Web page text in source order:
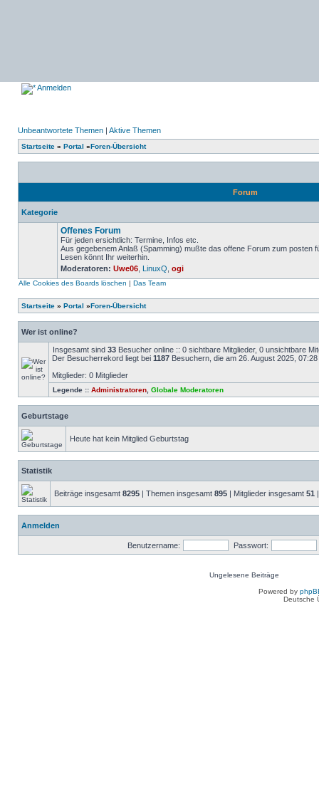
Anmelden
Unbeantwortete Themen | Aktive Themen
Startseite » Portal »Foren-Übersicht
Forum
Kategorie
Keine
ungelesenen
Beiträge
Offenes Forum
Für jeden ersichtlich: Termine, Infos etc.
Aus gegebenem Anlaß (Spamming) mußte das offene Forum zum posten
Lesen könnt Ihr weiterhin.
Moderatoren: Uwe06 LinuxQ ogi
Alle Cookies des Boards löschen | Das Team
Startseite » Portal »Foren-Übersicht
Wer ist online?
Insgesamt sind 33 Besucher online :: 0 sichtbare Mitglieder, 0 unsichtbare
Der Besucherrekord liegt bei 1187 Besuchern, die am 26. August 2025,
Mitglieder: 0 Mitglieder
Legende :: Administratoren Globale Moderatoren
Geburtstage
Heute hat kein Mitglied Geburtstag
Statistik
Beiträge insgesamt 8295 | Themen insgesamt 895 | Mitglieder insgesamt 51
Anmelden
Benutzername: Passwort:
Ungelesene Beiträge
Powered by
Deutsche